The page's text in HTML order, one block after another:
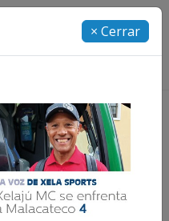
× Cerrar